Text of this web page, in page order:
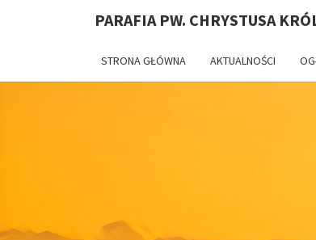
PARAFIA PW. CHRYSTUSA
STRONA GŁÓWNA AKTUALNOŚCI